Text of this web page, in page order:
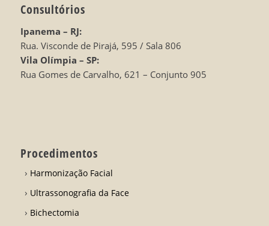
Consultórios
Ipanema – RJ:
Rua. Visconde de Pirajá, 595 / Sala 806
Vila Olímpia – SP:
Rua Gomes de Carvalho, 621 – Conjunto 905
Procedimentos
Harmonização Facial
Ultrassonografia da Face
Bichectomia